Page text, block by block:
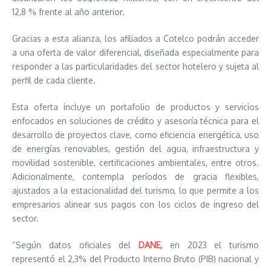
12,8 % frente al año anterior.
Gracias a esta alianza, los afiliados a Cotelco podrán acceder
a una oferta de valor diferencial, diseñada especialmente para
responder a las particularidades del sector hotelero y sujeta al
perfil de cada cliente.
Esta oferta incluye un portafolio de productos y servicios
enfocados en soluciones de crédito y asesoría técnica para el
desarrollo de proyectos clave, como eficiencia energética, uso
de energías renovables, gestión del agua, infraestructura y
movilidad sostenible, certificaciones ambientales, entre otros.
Adicionalmente, contempla períodos de gracia flexibles,
ajustados a la estacionalidad del turismo, lo que permite a los
empresarios alinear sus pagos con los ciclos de ingreso del
sector.
“Según datos oficiales del DANE, en 2023 el turismo
representó el 2,3% del Producto Interno Bruto (PIB) nacional y